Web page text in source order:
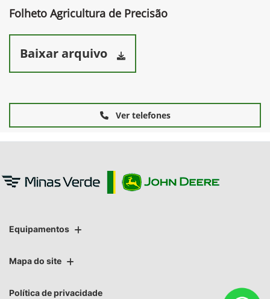
Folheto Agricultura de Precisão
Baixar arquivo
Ver telefones
Equipamentos
Mapa do site
Política de privacidade